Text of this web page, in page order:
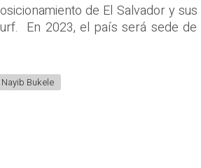
de El Salvador y
En 2023, el país será sede
Bukele